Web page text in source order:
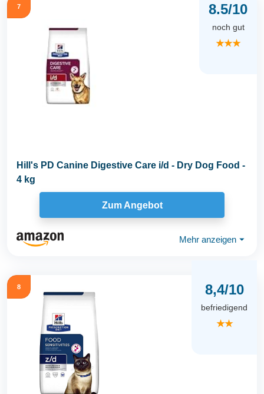
7 8.5/10
noch gut
★★★
Hill's PD Canine Digestive Care i/d - Dry Dog Food -
4 kg
Zum Angebot
Mehr anzeigen ⏷
8 8,4/10
befriedigend
★★